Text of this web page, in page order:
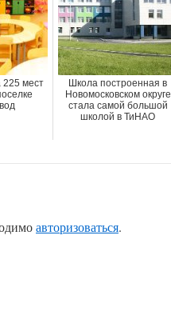
225 мест
Школа построенная в
Новомосковском округе
стала самой большой
школой в ТиНАО
авторизоваться.